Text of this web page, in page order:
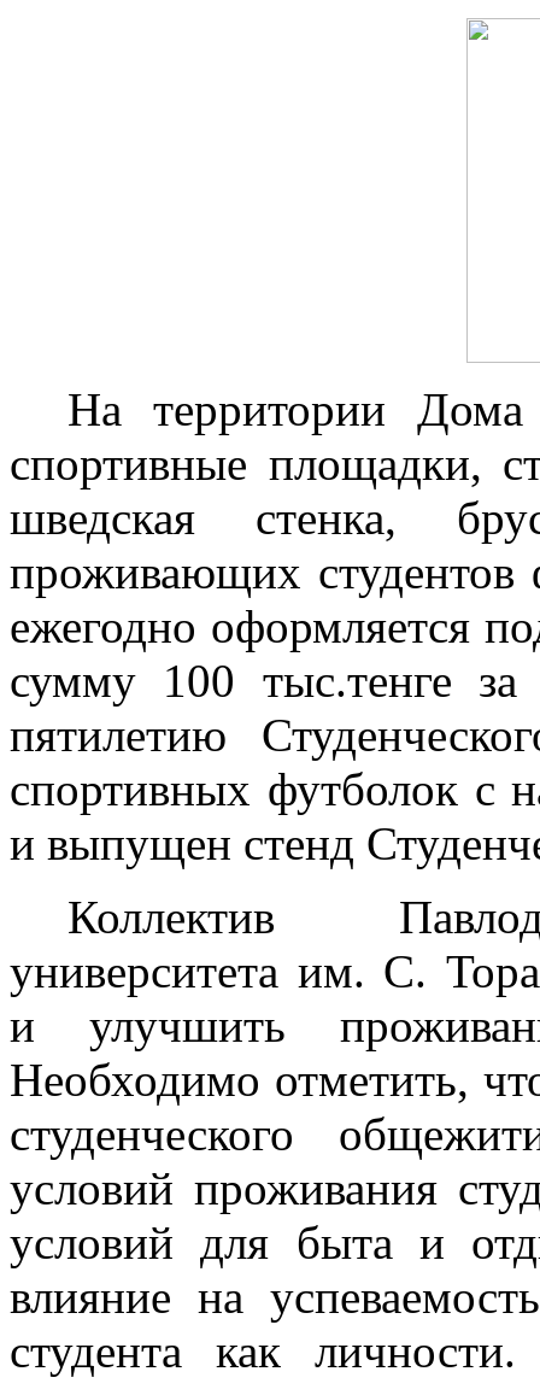
На территории Дома
спортивные площадки,
шведская стенка,
проживающих студентов
ежегодно оформляется
сумму 100 тыс.тенге за
пятилетию
спортивных футболок с
и выпущен стенд
Коллектив
университета им. С.
и улучшить
Необходимо отметить,
студенческого
условий проживания
условий для быта и
влияние на
студента как